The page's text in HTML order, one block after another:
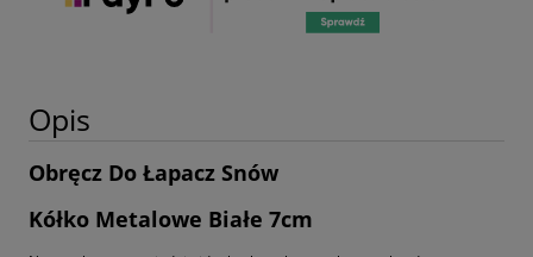
Opis
Obręcz Do Łapacz Snów
Kółko Metalowe Białe 7cm